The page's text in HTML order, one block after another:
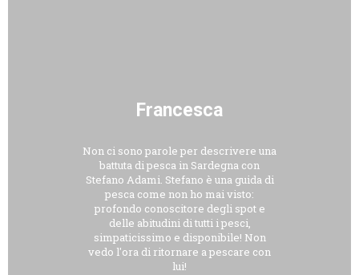
Francesca
Non ci sono parole per descrivere una
battuta di pesca in Sardegna con
Stefano Adami. Stefano è una guida di
pesca come non ho mai visto:
profondo conoscitore degli spot e
delle abitudini di tutti i pesci,
simpaticissimo e disponibile! Non
vedo l'ora di ritornare a pescare con
lui!